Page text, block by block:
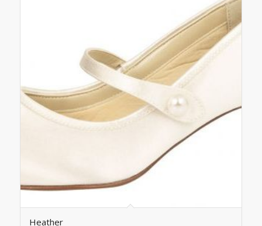
Heather